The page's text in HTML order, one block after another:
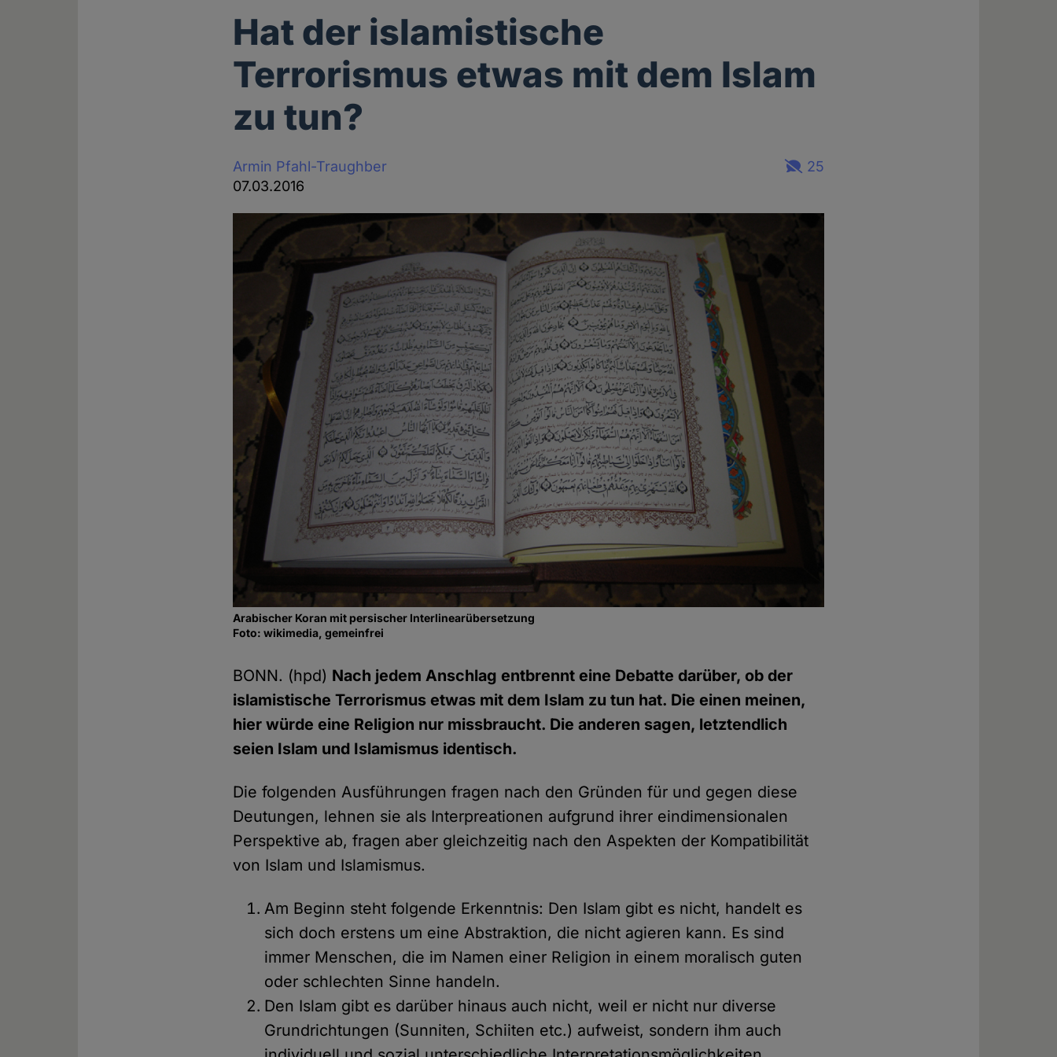
Hat der islamistische
Terrorismus etwas mit dem Islam
zu tun?
Armin Pfahl-Traughber
07.03.2016
25
Arabischer Koran mit persischer Interlinearübersetzung
Foto: wikimedia, gemeinfrei
BONN. (hpd) Nach jedem Anschlag entbrennt eine Debatte darüber, ob der
islamistische Terrorismus etwas mit dem Islam zu tun hat. Die einen meinen,
hier würde eine Religion nur missbraucht. Die anderen sagen, letztendlich
seien Islam und Islamismus identisch.
Die folgenden Ausführungen fragen nach den Gründen für und gegen diese
Deutungen, lehnen sie als Interpreationen aufgrund ihrer eindimensionalen
Perspektive ab, fragen aber gleichzeitig nach den Aspekten der Kompatibilität
von Islam und Islamismus.
Am Beginn steht folgende Erkenntnis: Den Islam gibt es nicht, handelt es
sich doch erstens um eine Abstraktion, die nicht agieren kann. Es sind
immer Menschen, die im Namen einer Religion in einem moralisch guten
oder schlechten Sinne handeln.
Den Islam gibt es darüber hinaus auch nicht, weil er nicht nur diverse
Grundrichtungen (Sunniten, Schiiten etc.) aufweist, sondern ihm auch